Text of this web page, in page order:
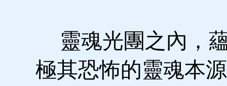
靈魂光團之內，
極其恐怖的靈魂本